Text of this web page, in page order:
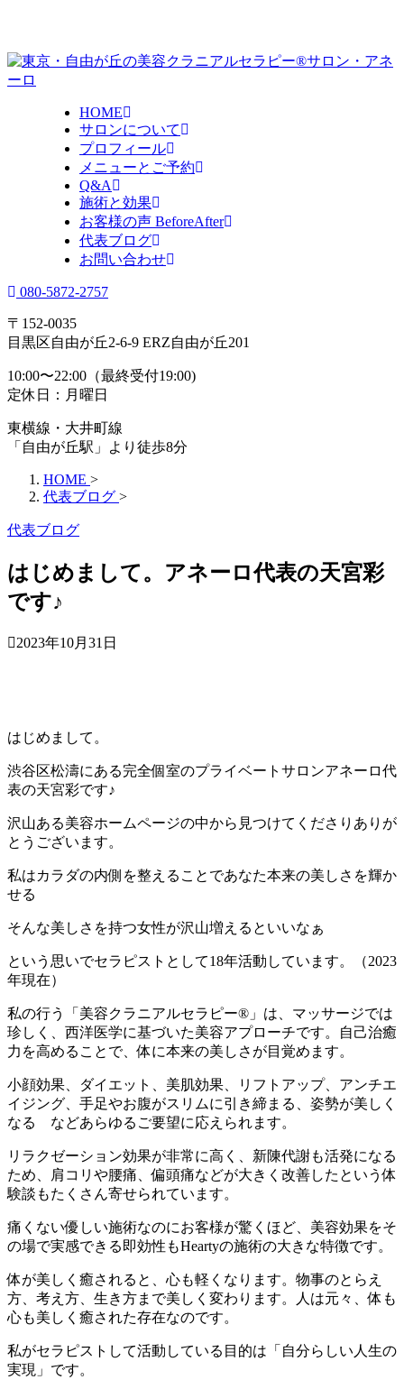
HOME
サロンについて
プロフィール
メニューとご予約
Q&A
施術と効果
お客様の声 BeforeAfter
代表ブログ
お問い合わせ
080-5872-2757
〒152-0035
目黒区自由が丘2-6-9 ERZ自由が丘201
10:00〜22:00（最終受付19:00)
定休日：月曜日
東横線・大井町線
「自由が丘駅」より徒歩8分
HOME >
代表ブログ >
代表ブログ
はじめまして。アネーロ代表の天宮彩
です♪
2023年10月31日
はじめまして。
渋谷区松濤にある完全個室のプライベートサロンアネーロ代
表の天宮彩です♪
沢山ある美容ホームページの中から見つけてくださりありが
とうございます。
私はカラダの内側を整えることであなた本来の美しさを輝か
せる
そんな美しさを持つ女性が沢山増えるといいなぁ
という思いでセラピストとして18年活動しています。（2023
年現在）
私の行う「美容クラニアルセラピー®」は、マッサージでは
珍しく、西洋医学に基づいた美容アプローチです。自己治癒
力を高めることで、体に本来の美しさ が目覚めます。
小顔効果、ダイエット、美肌効果、リフトアップ、アンチエ
イジング、手足やお腹がスリムに引き締まる、姿勢が美しく
なる などあらゆるご要望に応えられます。
リラクゼーション効果が非常に高く、新陳代謝も活発になる
ため、
肩コリや腰痛、偏頭痛などが大きく改善した という体
験談もたくさん寄せられています。
痛くない優しい施術なのにお客様が驚くほど、美容効果をそ
の場で実感できる 即効性 もHeartyの施術の大きな特徴です。
体が美しく癒されると、心も軽くなります。 物事のとらえ
方、考え方、生き方まで美しく変わります。人は元々、体も
心も美しく癒された存在なのです。
私がセラピストして活動している目的は 「自分らしい人生の
実現」 です。